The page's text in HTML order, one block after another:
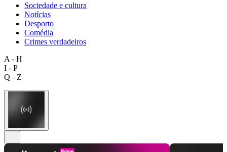
Sociedade e cultura
Notícias
Desporto
Comédia
Crimes verdadeiros
A - H
I - P
Q - Z